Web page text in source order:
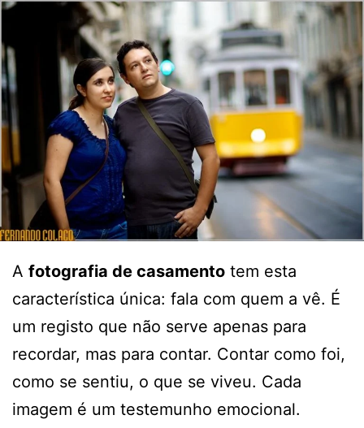
A fotografia de casamento tem esta
característica única: fala com quem a vê. É
um registo que não serve apenas para
recordar, mas para contar. Contar como foi,
como se sentiu, o que se viveu. Cada
imagem é um testemunho emocional.